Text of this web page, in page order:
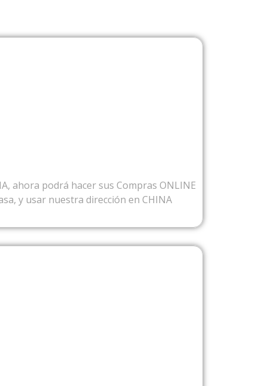
ahora podrá hacer sus Compras ONLINE
y usar nuestra dirección en CHINA